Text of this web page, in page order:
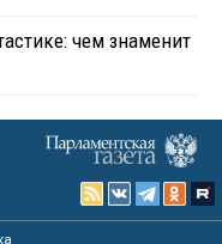
чем знаменит